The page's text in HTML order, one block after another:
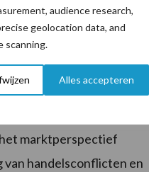
audience research,
geolocation data, and
scanning.
Alles accepteren
varkenspest
melkveehouders
marktperspectief
van handelsconflicten en